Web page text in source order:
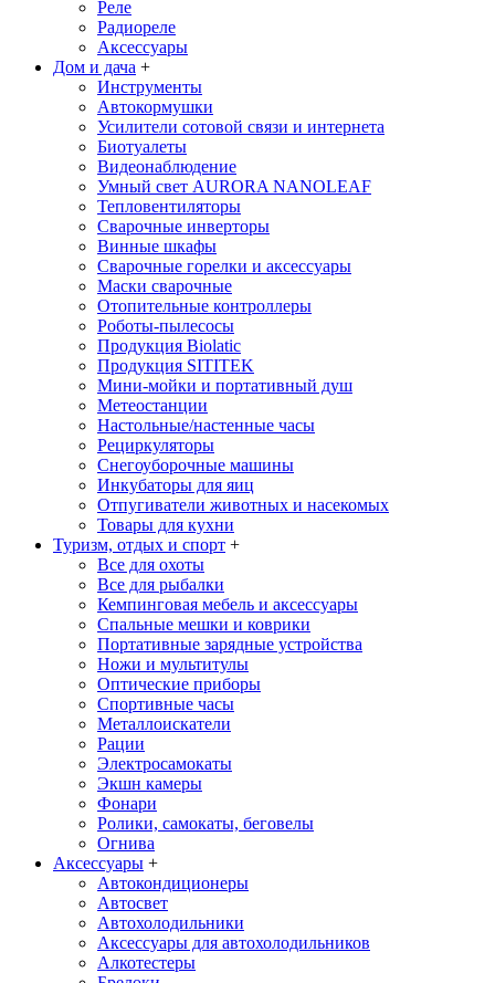
Реле
Радиореле
Аксессуары
Дом и дача +
Инструменты
Автокормушки
Усилители сотовой связи и интернета
Биотуалеты
Видеонаблюдение
Умный свет AURORA NANOLEAF
Тепловентиляторы
Сварочные инверторы
Винные шкафы
Сварочные горелки и аксессуары
Маски сварочные
Отопительные контроллеры
Роботы-пылесосы
Продукция Biolatic
Продукция SITITEK
Мини-мойки и портативный душ
Метеостанции
Настольные/настенные часы
Рециркуляторы
Снегоуборочные машины
Инкубаторы для яиц
Отпугиватели животных и насекомых
Товары для кухни
Туризм, отдых и спорт +
Все для охоты
Все для рыбалки
Кемпинговая мебель и аксессуары
Спальные мешки и коврики
Портативные зарядные устройства
Ножи и мультитулы
Оптические приборы
Спортивные часы
Металлоискатели
Рации
Электросамокаты
Экшн камеры
Фонари
Ролики, самокаты, беговелы
Огнива
Аксессуары +
Автокондиционеры
Aвтосвет
Автохолодильники
Аксессуары для автохолодильников
Алкотестеры